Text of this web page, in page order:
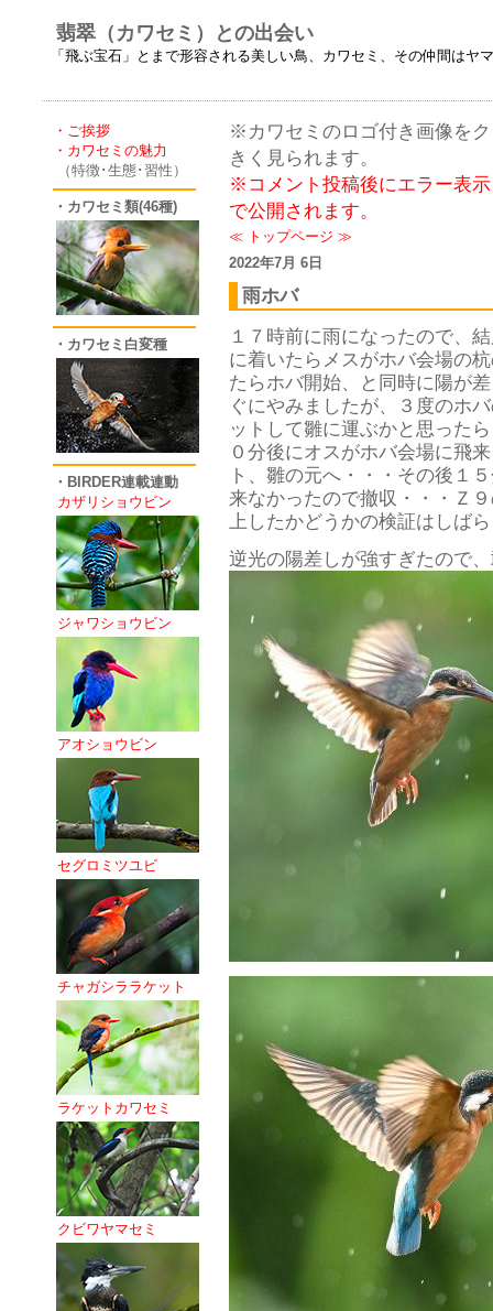
翡翠（カワセミ）との出会い
「飛ぶ宝石」とまで形容される美しい鳥、カワセミ、その仲間は
・ご挨拶
・カワセミの魅力
（特徴･生態･習性）
・カワセミ類(46種)
・カワセミ白変種
・BIRDER連載連動
カザリショウビン
ジャワショウビン
アオショウビン
セグロミツユビ
チャガシララケット
ラケットカワセミ
クビワヤマセミ
※カワセミのロゴ付き画像を
きく見られます。
※コメント投稿後にエラー表
で公開されます。
≪ トップページ ≫
2022年7月 6日
雨ホバ
１７時前に雨になったので、
に着いたらメスがホバ会場の
たらホバ開始、と同時に陽が
ぐにやみましたが、３度のホ
ットして雛に運ぶかと思った
０分後にオスがホバ会場に飛
ト、雛の元へ・・・その後１
来なかったので撤収・・・Ｚ
上したかどうかの検証はしば
逆光の陽差しが強すぎたので